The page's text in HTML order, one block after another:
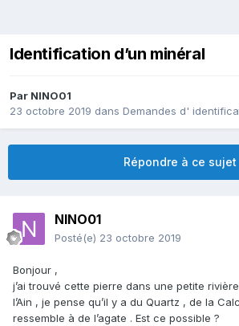
Identification d’un minéral
Par NINO01
23 octobre 2019 dans Demandes d'
Répondre à ce sujet
NINO01
Posté(e) 23 octobre 2019
Bonjour ,
j’ai trouvé cette pierre dans une petite
l’Ain , je pense qu’il y a du Quartz , de la
ressemble à de l’agate . Est ce possible ?